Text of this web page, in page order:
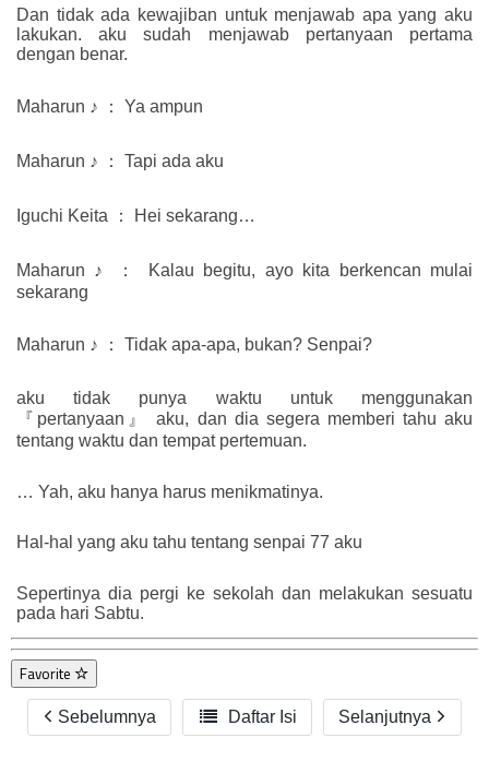
Dan tidak ada kewajiban untuk menjawab apa yang aku
lakukan. aku sudah menjawab pertanyaan pertama
dengan benar.
Maharun ♪ ： Ya ampun
Maharun ♪ ： Tapi ada aku
Iguchi Keita ： Hei sekarang…
Maharun ♪ ： Kalau begitu, ayo kita berkencan mulai
sekarang
Maharun ♪ ： Tidak apa-apa, bukan? Senpai?
aku tidak punya waktu untuk menggunakan
『pertanyaan』 aku, dan dia segera memberi tahu aku
tentang waktu dan tempat pertemuan.
… Yah, aku hanya harus menikmatinya.
Hal-hal yang aku tahu tentang senpai 77 aku
Sepertinya dia pergi ke sekolah dan melakukan sesuatu
pada hari Sabtu.
Favorite
Sebelumnya  Daftar Isi Selanjutnya